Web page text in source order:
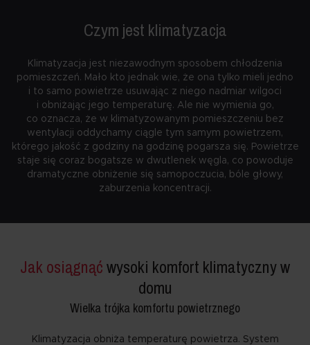
Czym jest klimatyzacja
Klimatyzacja jest niezawodnym sposobem chłodzenia
pomieszczeń. Mało kto jednak wie, że ona tylko mieli jedno
i to samo powietrze usuwając z niego nadmiar wilgoci
i obniżając jego temperaturę. Ale nie wymienia go,
co oznacza, że w klimatyzowanym pomieszczeniu bez
wentylacji oddychamy ciągle tym samym powietrzem,
którego jakość z godziny na godzinę pogarsza się. Powietrze
staje się coraz bogatsze w dwutlenek węgla, co powoduje
dramatyczne obniżenie się samopoczucia, bóle głowy,
zaburzenia koncentracji.
Jak osiągnąćwysoki komfort klimatyczny w
domu
Wielka trójka komfortu powietrznego
Klimatyzacja obniża temperaturę powietrza. System